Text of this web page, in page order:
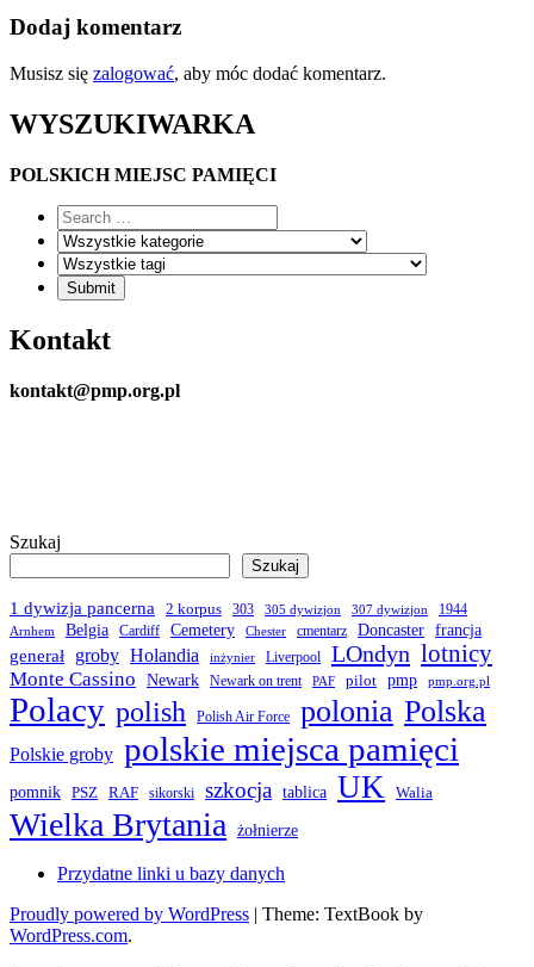
Dodaj komentarz
Musisz się zalogować, aby móc dodać komentarz.
WYSZUKIWARKA
POLSKICH MIEJSC PAMIĘCI
Kontakt
kontakt@pmp.org.pl
Szukaj
Szukaj
1 dywizja pancerna 2 korpus 303 305 dywizjon 307 dywizjon 1944
Arnhem Belgia Cardiff Cemetery Chester cmentarz Doncaster francja
generał
groby Holandia inżynier Liverpool LOndyn lotnicy
Monte Cassino Newark Newark on trent PAF pilot pmp pmp.org.pl
Polacy polish Polish Air Force polonia Polska
Polskie groby polskie miejsca pamięci
pomnik PSZ RAF sikorski szkocja tablica UK Walia
Wielka Brytania żołnierze
Przydatne linki u bazy danych
Proudly powered by WordPress | Theme: TextBook by
WordPress.com.